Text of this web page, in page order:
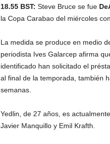
18.55 BST: Steve Bruce se fue
la Copa Carabao del miércoles
La medida se produce en medio
periodista Ives Galarcep afirma
identificado han solicitado el
al final de la temporada, también
semanas.
Yedlin, de 27 años, es
Javier Manquillo y Emil Krafth.